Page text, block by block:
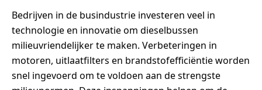
Bedrijven in de busindustrie investeren veel in
technologie en innovatie om dieselbussen
milieuvriendelijker te maken. Verbeteringen in
motoren, uitlaatfilters en brandstofefficiëntie worden
snel ingevoerd om te voldoen aan de strengste